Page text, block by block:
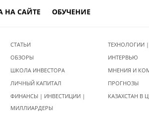
НА САЙТЕ ОБУЧЕНИЕ
СТАТЬИ
ОБЗОРЫ
ШКОЛА ИНВЕСТОРА
ЛИЧНЫЙ КАПИТАЛ
ФИНАНСЫ | ИНВЕСТИЦИИ |
МИЛЛИАРДЕРЫ
ТЕХНОЛОГИИ
ИНТЕРВЬЮ
МНЕНИЯ И
ПРОГНОЗЫ
КАЗАХСТАН В